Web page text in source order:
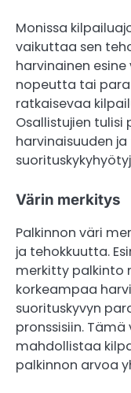
Monissa
vaikuttaa sen
harvinainen
nopeutta tai
ratkaisevaa
Osallistujien
harvinaisuuden
Värin merkitys
Palkinnon väri
ja tehokkuutta.
merkitty palkinto
korkeampaa
suorituskyvyn
pronssisiin.
mahdollistaa
palkinnon arvoa